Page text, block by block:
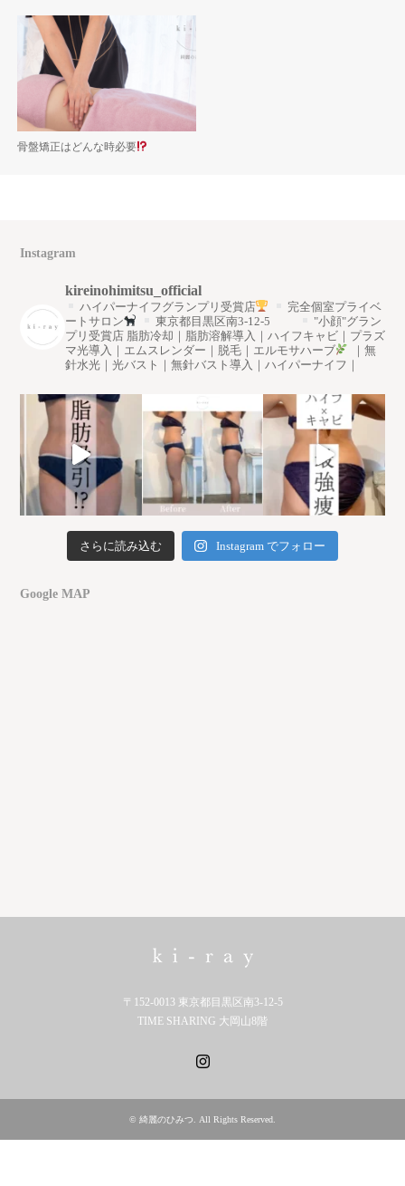
骨盤矯正はどんな時必要
Instagram
kireinohimitsu_official
ハイパーナイフグランプリ受賞店
完全個室プライベ
ートサロン
東京都目黒区南3-12-5
"小顔"グラン
プリ受賞店 脂肪冷却｜脂肪溶解導入｜ハイフキャビ｜プラズ
マ光導入｜エムスレンダー｜脱毛｜エルモサハーブ
｜無
針水光｜光バスト｜無針バスト導入｜ハイパーナイフ｜
さらに読み込む Instagram でフォロー
Google MAP
〒152-0013 東京都目黒区南3-12-5
TIME SHARING 大岡山8階
© 綺麗のひみつ. All Rights Reserved.